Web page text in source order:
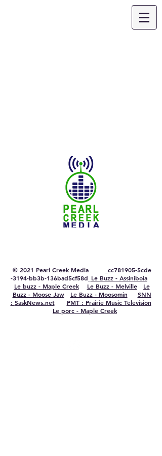
© 2021 Pearl Creek Media _cc781905-5cde
-3194-bb3b-136bad5cf58d_ Le Buzz - Assiniboia
Le buzz - Maple Creek
Le Buzz - Melville
Le
Buzz - Moose Jaw
Le Buzz - Moosomin
SNN
: SaskNews.net
PMT : Prairie Music Television
Le porc - Maple Creek